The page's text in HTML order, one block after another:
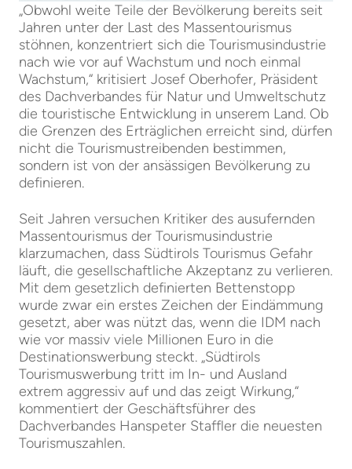
„Obwohl weite Teile der Bevölkerung bereits seit
Jahren unter der Last des Massentourismus
stöhnen, konzentriert sich die Tourismusindustrie
nach wie vor auf Wachstum und noch einmal
Wachstum,“ kritisiert Josef Oberhofer, Präsident
des Dachverbandes für Natur und Umweltschutz
die touristische Entwicklung in unserem Land. Ob
die Grenzen des Erträglichen erreicht sind, dürfen
nicht die Tourismustreibenden bestimmen,
sondern ist von der ansässigen Bevölkerung zu
definieren.
Seit Jahren versuchen Kritiker des ausufernden
Massentourismus der Tourismusindustrie
klarzumachen, dass Südtirols Tourismus Gefahr
läuft, die gesellschaftliche Akzeptanz zu verlieren.
Mit dem gesetzlich definierten Bettenstopp
wurde zwar ein erstes Zeichen der Eindämmung
gesetzt, aber was nützt das, wenn die IDM nach
wie vor massiv viele Millionen Euro in die
Destinationswerbung steckt. „Südtirols
Tourismuswerbung tritt im In- und Ausland
extrem aggressiv auf und das zeigt Wirkung,“
kommentiert der Geschäftsführer des
Dachverbandes Hanspeter Staffler die neuesten
Tourismuszahlen.